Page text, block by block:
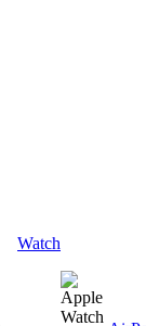
Watch